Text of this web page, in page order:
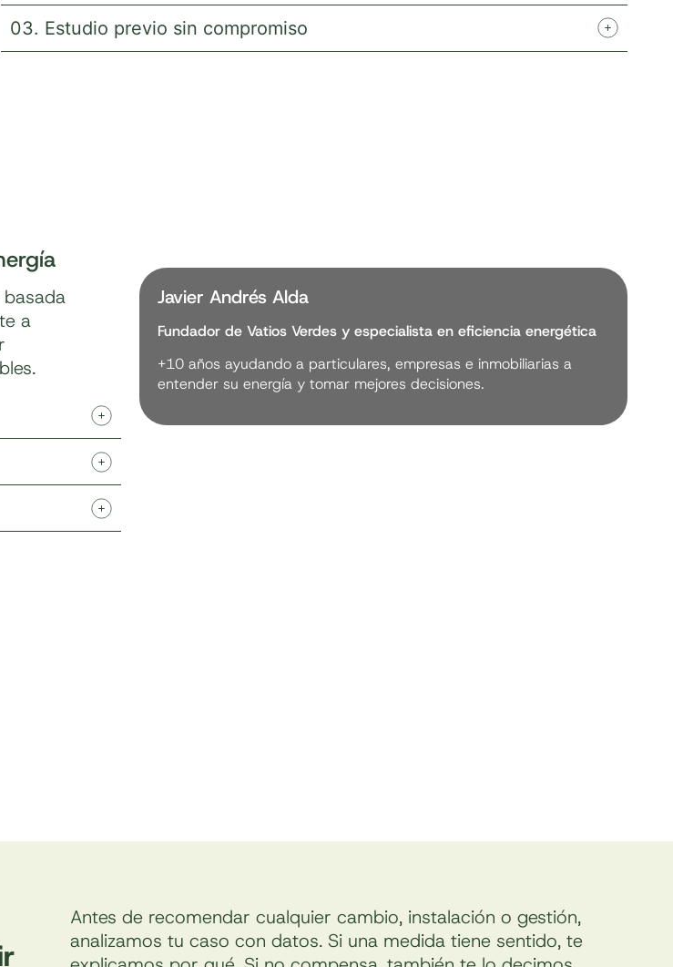
03. Estudio previo sin compromiso
a
Javier Andrés Alda
Fundador de Vatios Verdes y especialista en eficiencia energética
+10 años ayudando a particulares, empresas e inmobiliarias a
entender su energía y tomar mejores decisiones.
Antes de recomendar cualquier cambio, instalación o gestión,
analizamos tu caso con datos. Si una medida tiene sentido, te